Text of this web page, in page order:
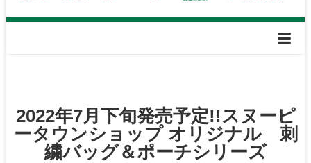
2022年7月下旬発売予定!!スヌーピ
ータウンショップ オリジナル 刺
繍バッグ＆ポーチシリーズ